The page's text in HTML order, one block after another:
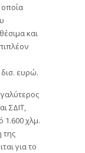
και
ευρώ.
ΣΔΙΤ,
1.600 χλμ.
της
για το